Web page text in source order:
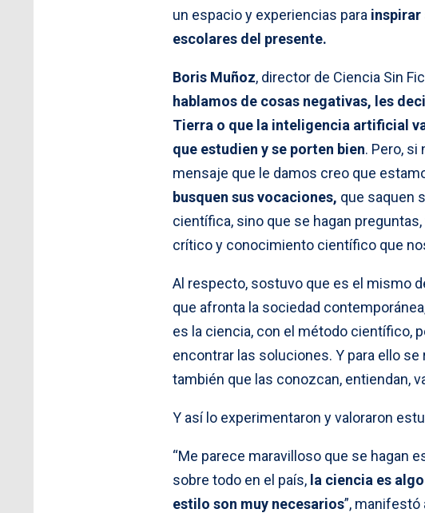
un espacio y experiencias para inspirar
escolares del presente.
Boris Muñoz, director de Ciencia Sin
hablamos de cosas negativas, les
Tierra o que la inteligencia artificial
que estudien y se porten bien. Pero,
mensaje que le damos creo que
busquen sus vocaciones, que saquen
científica, sino que se hagan
crítico y conocimiento científico que
Al respecto, sostuvo que es el mismo
que afronta la sociedad
es la ciencia, con el método científico,
encontrar las soluciones. Y para ello
también que las conozcan, entiendan,
Y así lo experimentaron y valoraron
“Me parece maravilloso que se hagan
sobre todo en el país, la ciencia es
estilo son muy necesarios”,